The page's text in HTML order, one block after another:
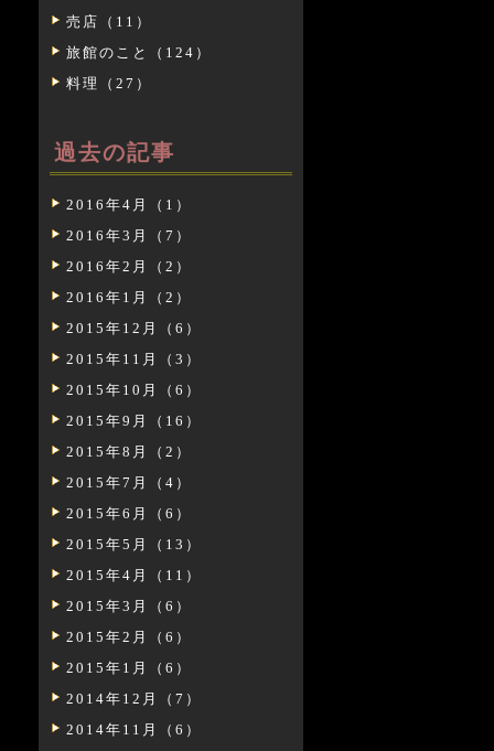
売店（11）
旅館のこと（124）
料理（27）
過去の記事
2016年4月（1）
2016年3月（7）
2016年2月（2）
2016年1月（2）
2015年12月（6）
2015年11月（3）
2015年10月（6）
2015年9月（16）
2015年8月（2）
2015年7月（4）
2015年6月（6）
2015年5月（13）
2015年4月（11）
2015年3月（6）
2015年2月（6）
2015年1月（6）
2014年12月（7）
2014年11月（6）